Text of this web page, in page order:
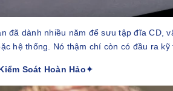
đã dành nhiều năm để sưu tập đĩa CD,
hệ thống. Nó thậm chí còn có đầu ra
Soát Hoàn Hảo✦